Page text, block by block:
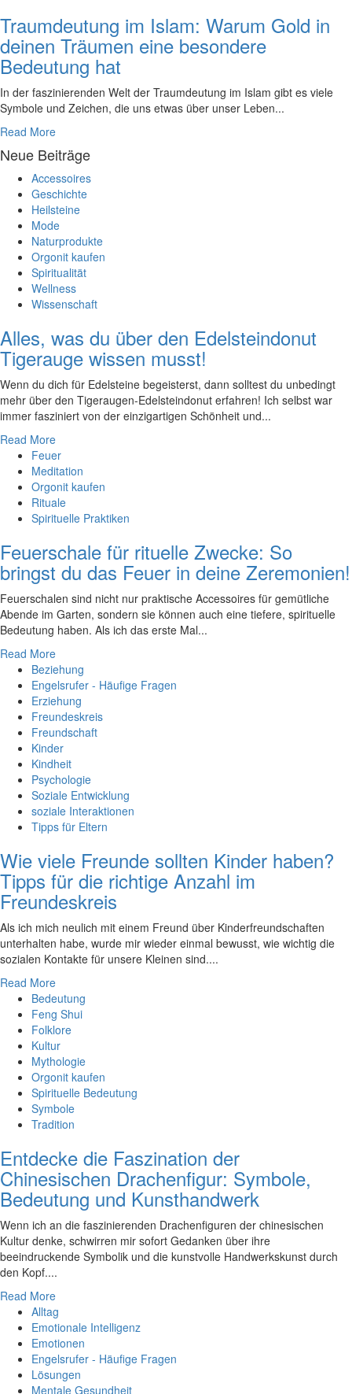
Traumdeutung im Islam: Warum Gold in
deinen Träumen eine besondere
Bedeutung hat
In der faszinierenden Welt der Traumdeutung im Islam⁢ gibt es ​viele
Symbole und Zeichen, die ⁢uns etwas⁣ über unser ⁤Leben⁢...
Read More
Neue Beiträge
Accessoires
Geschichte
Heilsteine
Mode
Naturprodukte
Orgonit kaufen
Spiritualität
Wellness
Wissenschaft
Alles, was du über den Edelsteindonut
Tigerauge wissen musst!
Wenn‌ du dich für Edelsteine begeisterst, dann solltest du unbedingt
mehr⁢ über den Tigeraugen-Edelsteindonut erfahren! Ich selbst war
immer fasziniert ‍von der einzigartigen Schönheit und...
Read More
Feuer
Meditation
Orgonit kaufen
Rituale
Spirituelle Praktiken
Feuerschale für rituelle Zwecke: So
bringst du das Feuer in deine Zeremonien!
Feuerschalen sind nicht nur praktische Accessoires für gemütliche
Abende im Garten, sondern sie können auch eine tiefere, spirituelle
Bedeutung haben. Als ich das erste Mal...
Read More
Beziehung
Engelsrufer - Häufige Fragen
Erziehung
Freundeskreis
Freundschaft
Kinder
Kindheit
Psychologie
Soziale Entwicklung
soziale Interaktionen
Tipps für Eltern
Wie viele Freunde sollten Kinder haben?
Tipps für die richtige Anzahl im
Freundeskreis
Als‍ ich mich neulich⁣ mit einem Freund⁣ über Kinderfreundschaften ​
unterhalten ​habe,⁤ wurde ⁤mir wieder ‍einmal bewusst, ⁢wie wichtig die
sozialen Kontakte für​ unsere Kleinen sind.‍...
Read More
Bedeutung
Feng Shui
Folklore
Kultur
Mythologie
Orgonit kaufen
Spirituelle Bedeutung
Symbole
Tradition
Entdecke die Faszination der
Chinesischen Drachenfigur: Symbole,
Bedeutung und Kunsthandwerk
Wenn ich an die faszinierenden Drachenfiguren der chinesischen
Kultur denke, schwirren mir sofort Gedanken über ihre
beeindruckende Symbolik und die kunstvolle Handwerkskunst durch
den Kopf....
Read More
Alltag
Emotionale Intelligenz
Emotionen
Engelsrufer - Häufige Fragen
Lösungen
Mentale Gesundheit